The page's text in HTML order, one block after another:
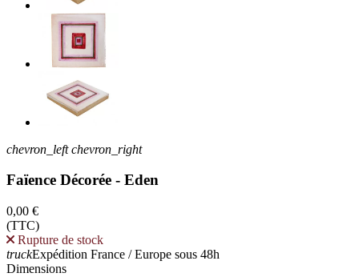
chevron_left chevron_right
Faïence Décorée - Eden
0,00 €
(TTC)
Rupture de stock
truckExpédition France / Europe sous 48h
Dimensions